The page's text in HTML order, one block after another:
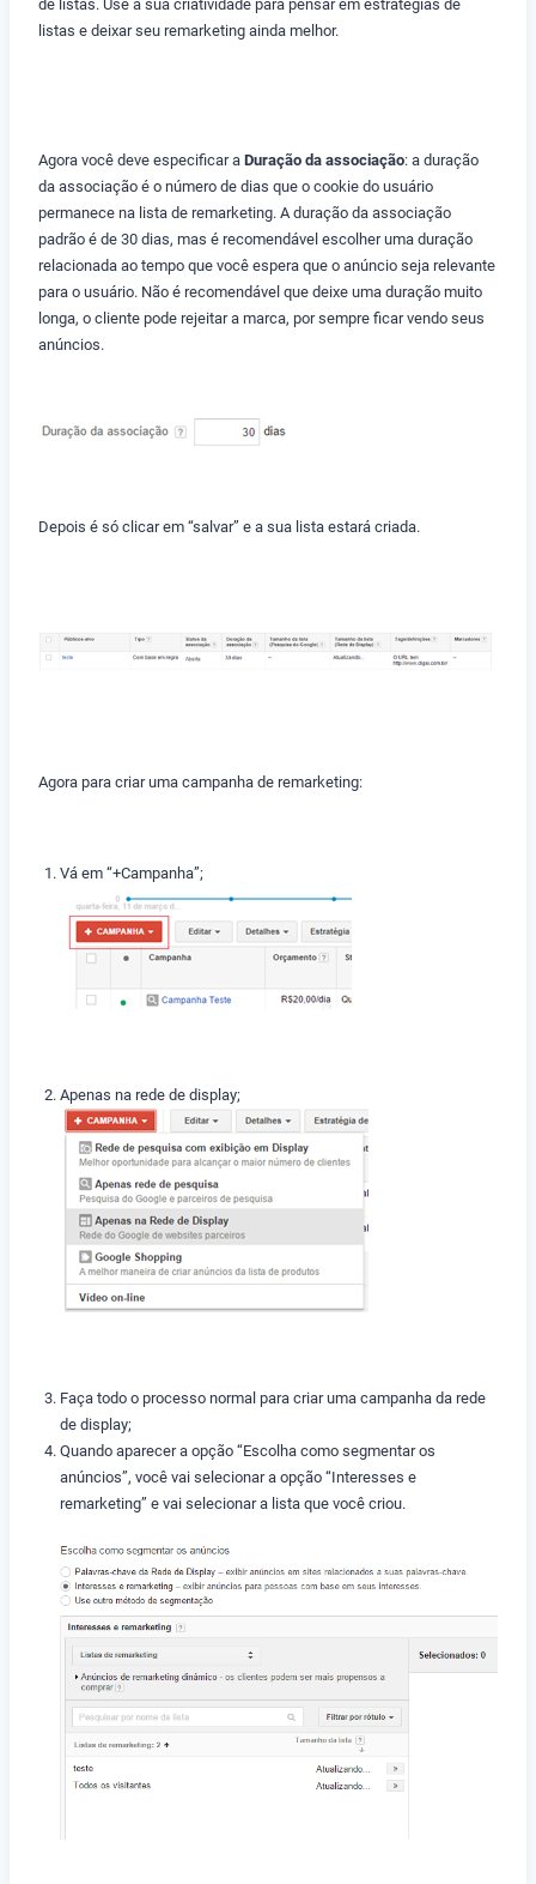
de listas. Use a sua criatividade para pensar em estratégias de
listas e deixar seu remarketing ainda melhor.
Agora você deve especificar a Duração da associação: a duração
da associação é o número de dias que o cookie do usuário
permanece na lista de remarketing. A duração da associação
padrão é de 30 dias, mas é recomendável escolher uma duração
relacionada ao tempo que você espera que o anúncio seja relevante
para o usuário. Não é recomendável que deixe uma duração muito
longa, o cliente pode rejeitar a marca, por sempre ficar vendo seus
anúncios.
Depois é só clicar em “salvar” e a sua lista estará criada.
Agora para criar uma campanha de remarketing:
Vá em “+Campanha”;
Apenas na rede de display;
Faça todo o processo normal para criar uma campanha da rede
de display;
Quando aparecer a opção “Escolha como segmentar os
anúncios”, você vai selecionar a opção “Interesses e
remarketing” e vai selecionar a lista que você criou.